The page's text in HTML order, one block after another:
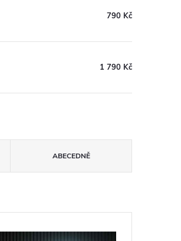
790 Kč
1 790 Kč
ABECEDNĚ